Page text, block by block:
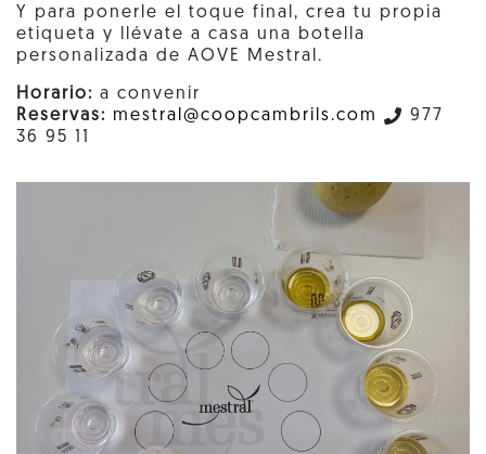
Y para ponerle el toque final, crea tu propia
etiqueta y llévate a casa una botella
personalizada de AOVE Mestral.
Horario: a convenir
Reservas: mestral@coopcambrils.com
977
36 95 11